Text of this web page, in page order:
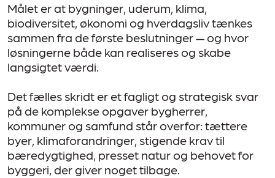
Målet er at bygninger, uderum, klima,
biodiversitet, økonomi og hverdagsliv tænkes
sammen fra de første beslutninger — og hvor
løsningerne både kan realiseres og skabe
langsigtet værdi.
Det fælles skridt er et fagligt og strategisk svar
på de komplekse opgaver bygherrer,
kommuner og samfund står overfor: tættere
byer, klimaforandringer, stigende krav til
bæredygtighed, presset natur og behovet for
byggeri, der giver noget tilbage.